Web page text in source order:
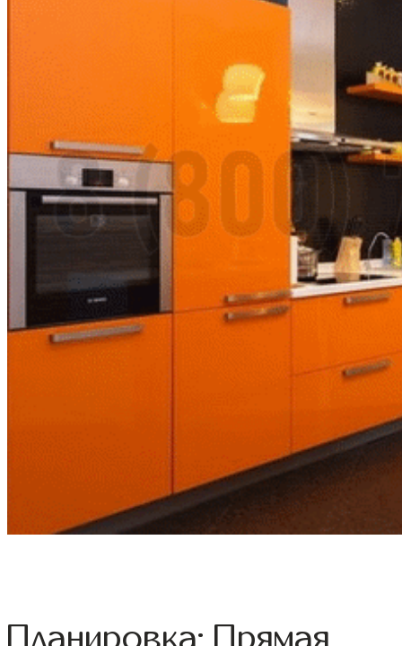
Планировка: Прямая